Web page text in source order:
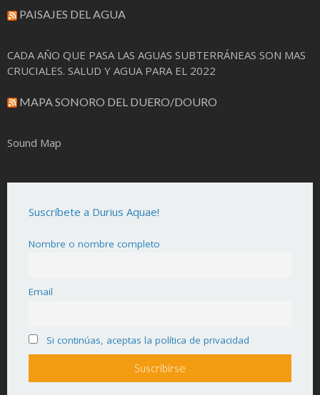
PAISAJES DEL AGUA
CADA AÑO QUE PASA LAS AGUAS SUBTERRÁNEAS SON MAS
CRUCIALES. SALUD Y AGUA PARA EL 2022
MAPA SONORO DEL DUERO/DOURO
Sound Map
Suscríbete a Durius Aquae!
Nombre o nombre completo
Email
Si continúas, aceptas la política de privacidad